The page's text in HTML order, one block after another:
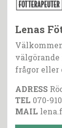
Lenas
frågor eller
ADRESS
TEL 070-
MAIL